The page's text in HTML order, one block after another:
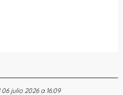
julio 2026 a 16:09